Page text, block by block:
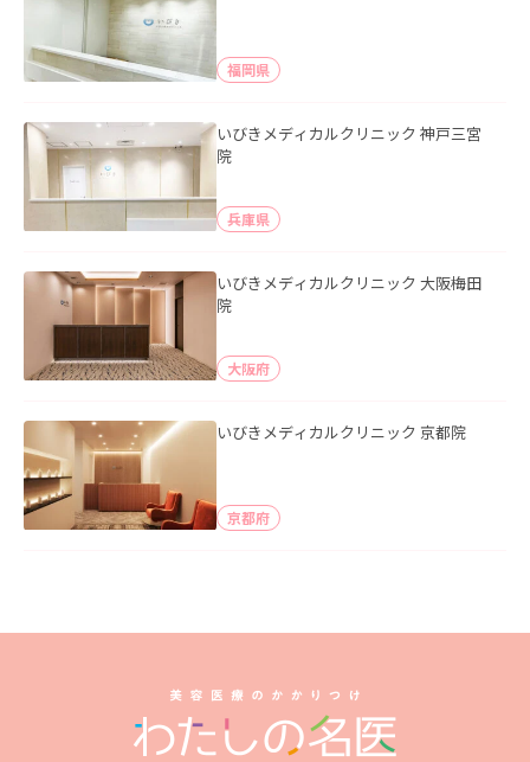
福岡県
いびきメディカルクリニック 神戸三宮
院
兵庫県
いびきメディカルクリニック 大阪梅田
院
大阪府
いびきメディカルクリニック 京都院
京都府